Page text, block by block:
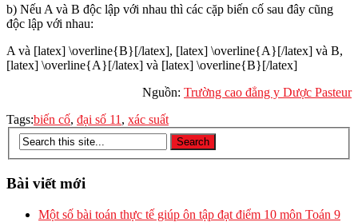
b) Nếu A và B độc lập với nhau thì các cặp biến cố sau đây cũng
độc lập với nhau:
A và [latex] \overline{B}[/latex], [latex] \overline{A}[/latex] và B,
[latex] \overline{A}[/latex] và [latex] \overline{B}[/latex]
Nguồn: Trường cao đẳng y Dược Pasteur
Tags:biến cố, đại số 11, xác suất
Bài viết mới
Một số bài toán thực tế giúp ôn tập đạt điểm 10 môn Toán 9